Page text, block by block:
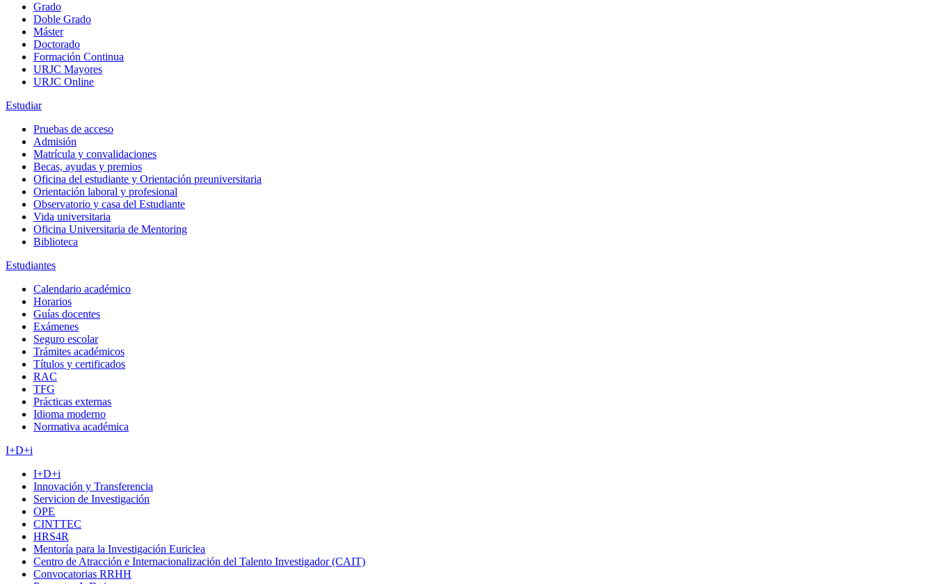
Grado
Doble Grado
Máster
Doctorado
Formación Continua
URJC Mayores
URJC Online
Estudiar
Pruebas de acceso
Admisión
Matrícula y convalidaciones
Becas, ayudas y premios
Oficina del estudiante y Orientación preuniversitaria
Orientación laboral y profesional
Observatorio y casa del Estudiante
Vida universitaria
Oficina Universitaria de Mentoring
Biblioteca
Estudiantes
Calendario académico
Horarios
Guías docentes
Exámenes
Seguro escolar
Trámites académicos
Títulos y certificados
RAC
TFG
Prácticas externas
Idioma moderno
Normativa académica
I+D+i
I+D+i
Innovación y Transferencia
Servicion de Investigación
OPE
CINTTEC
HRS4R
Mentoría para la Investigación Euriclea
Centro de Atracción e Internacionalización del Talento Investigador (CAIT)
Convocatorias RRHH